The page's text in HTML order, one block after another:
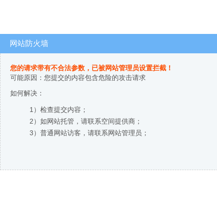
网站防火墙
您的请求带有不合法参数，已被网站管理员设置拦截！
可能原因：您提交的内容包含危险的攻击请求
如何解决：
1）检查提交内容；
2）如网站托管，请联系空间提供商；
3）普通网站访客，请联系网站管理员；